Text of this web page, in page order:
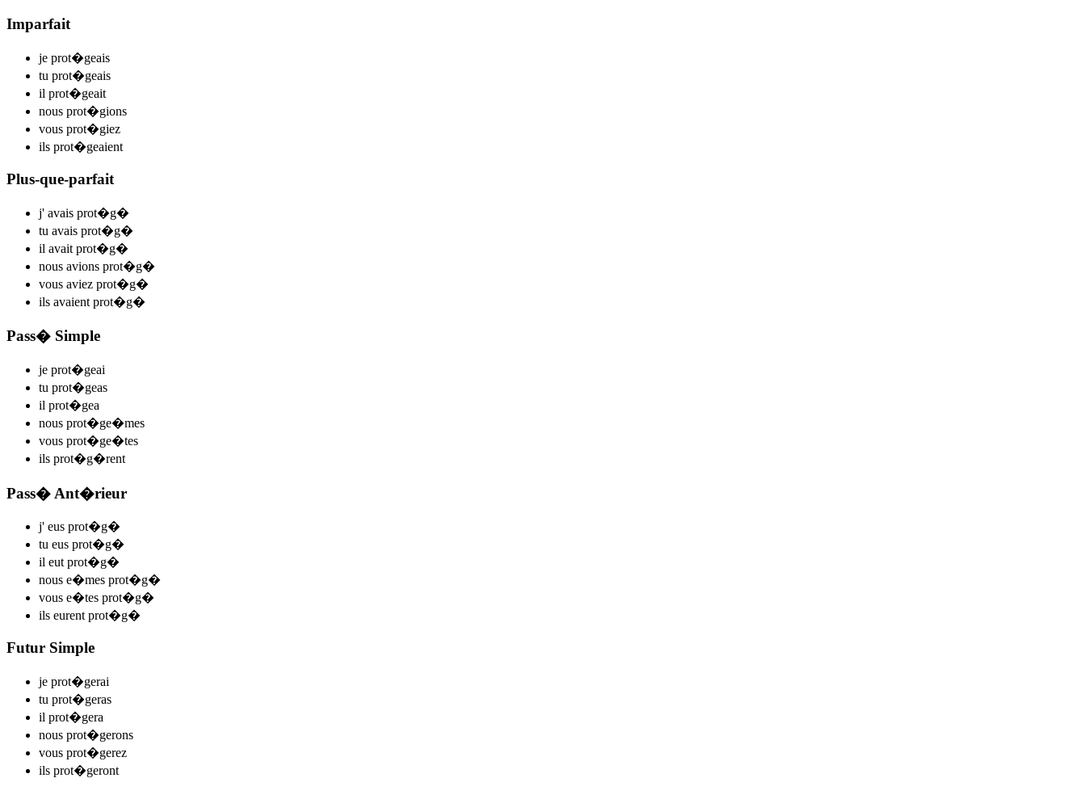
Imparfait
je prot�geais
tu prot�geais
il prot�geait
nous prot�gions
vous prot�giez
ils prot�geaient
Plus-que-parfait
j' avais prot�g�
tu avais prot�g�
il avait prot�g�
nous avions prot�g�
vous aviez prot�g�
ils avaient prot�g�
Pass� Simple
je prot�geai
tu prot�geas
il prot�gea
nous prot�ge�mes
vous prot�ge�tes
ils prot�g�rent
Pass� Ant�rieur
j' eus prot�g�
tu eus prot�g�
il eut prot�g�
nous e�mes prot�g�
vous e�tes prot�g�
ils eurent prot�g�
Futur Simple
je prot�gerai
tu prot�geras
il prot�gera
nous prot�gerons
vous prot�gerez
ils prot�geront